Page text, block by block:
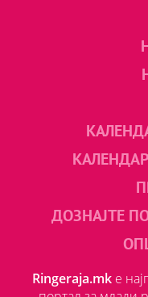
ДОЗНАЈТЕ
Ringeraja.mk е